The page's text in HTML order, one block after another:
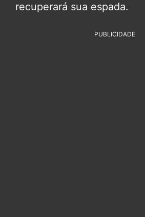
recuperará sua espada.
PUBLICIDADE